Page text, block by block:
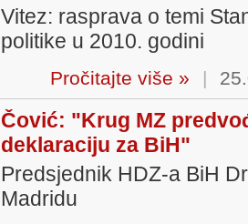
Vitez: rasprava o temi
politike u 2010. godini
Pročitajte više » |
Čović: "Krug MZ
deklaraciju za BiH"
Predsjednik HDZ-a BiH
Madridu